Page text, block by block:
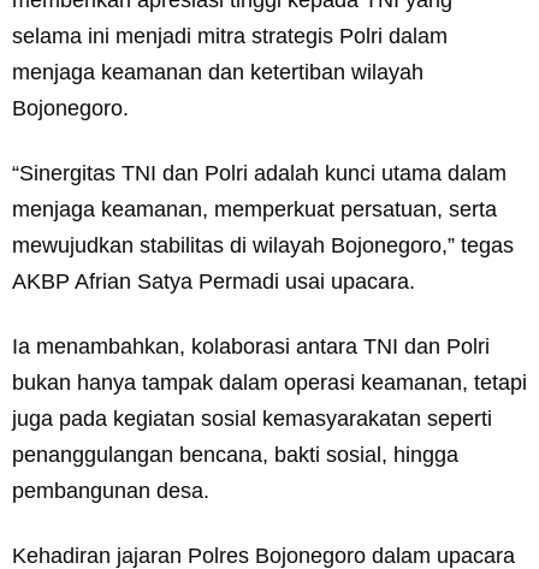
selama ini menjadi mitra strategis Polri dalam
menjaga keamanan dan ketertiban wilayah
Bojonegoro.
“Sinergitas TNI dan Polri adalah kunci utama dalam
menjaga keamanan, memperkuat persatuan, serta
mewujudkan stabilitas di wilayah Bojonegoro,” tegas
AKBP Afrian Satya Permadi usai upacara.
Ia menambahkan, kolaborasi antara TNI dan Polri
bukan hanya tampak dalam operasi keamanan, tetapi
juga pada kegiatan sosial kemasyarakatan seperti
penanggulangan bencana, bakti sosial, hingga
pembangunan desa.
Kehadiran jajaran Polres Bojonegoro dalam upacara